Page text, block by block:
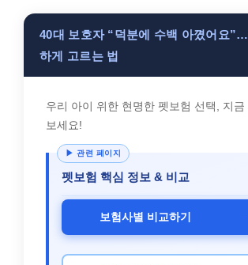
40대 보호자 “덕분에 수백 아꼈어요
하게 고르는 법
우리 아이 위한 현명한 펫보험 선택, 지금
보세요!
펫보험 핵심 정보 & 비교
보험사별 비교하기